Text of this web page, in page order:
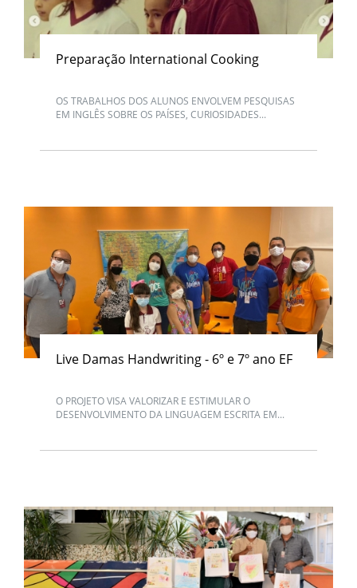
Preparação International Cooking
OS TRABALHOS DOS ALUNOS ENVOLVEM PESQUISAS
EM INGLÊS SOBRE OS PAÍSES, CURIOSIDADES...
Live Damas Handwriting - 6º e 7º ano EF
O PROJETO VISA VALORIZAR E ESTIMULAR O
DESENVOLVIMENTO DA LINGUAGEM ESCRITA EM...